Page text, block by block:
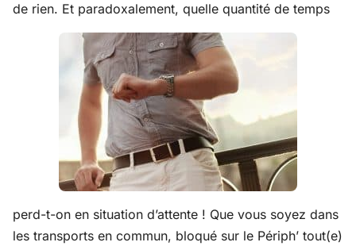
de rien. Et paradoxalement, quelle quantité de temps
perd-t-on en situation d’attente ! Que vous soyez dans
les transports en commun, bloqué sur le Périph’ tout(e)